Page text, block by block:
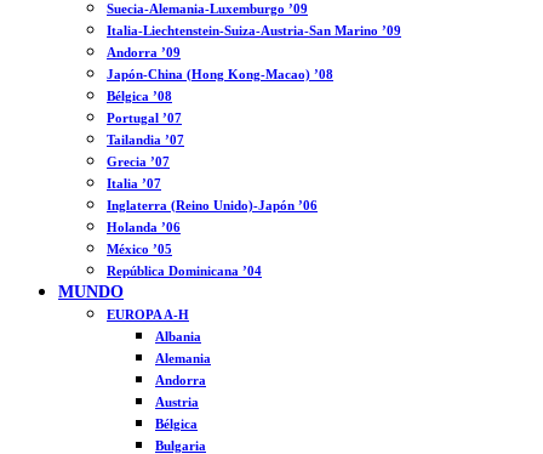
Suecia-Alemania-Luxemburgo ’09
Italia-Liechtenstein-Suiza-Austria-San Marino ’09
Andorra ’09
Japón-China (Hong Kong-Macao) ’08
Bélgica ’08
Portugal ’07
Tailandia ’07
Grecia ’07
Italia ’07
Inglaterra (Reino Unido)-Japón ’06
Holanda ’06
México ’05
República Dominicana ’04
MUNDO
EUROPA A-H
Albania
Alemania
Andorra
Austria
Bélgica
Bulgaria